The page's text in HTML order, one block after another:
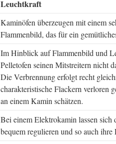
Leuchtkraft
Kaminöfen überzeugen mit einem
Flammenbild, das für ein
Im Hinblick auf Flammenbild und
Pelletofen seinen Mitstreitern nicht
Die Verbrennung erfolgt recht
charakteristische Flackern verloren
an einem Kamin schätzen.
Bei einem Elektrokamin lassen sich
bequem regulieren und so auch